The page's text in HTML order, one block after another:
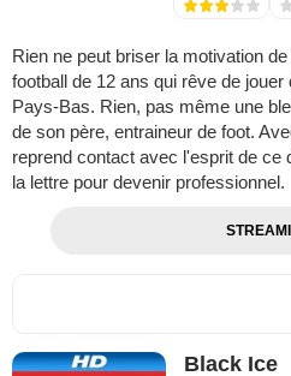
Rien ne peut briser la motivation
football de 12 ans qui rêve de
Pays-Bas. Rien, pas même une
de son père, entraineur de foot.
reprend contact avec l'esprit de ce
la lettre pour devenir professionnel.
Black Ice